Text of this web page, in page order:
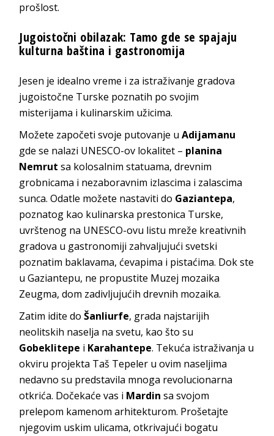
prošlost.
Jugoistočni obilazak: Tamo gde se spajaju
kulturna baština i gastronomija
Jesen je idealno vreme i za istraživanje gradova
jugoistočne Turske poznatih po svojim
misterijama i kulinarskim užicima.
Možete započeti svoje putovanje uAdijamanu
gde se nalazi UNESCO-ov lokalitet – planina
Nemrut sa kolosalnim statuama, drevnim
grobnicama i nezaboravnim izlascima i zalascima
sunca. Odatle možete nastaviti do Gaziantepa,
poznatog kao kulinarska prestonica Turske,
uvrštenog na UNESCO-ovu listu mreže kreativnih
gradova u gastronomiji zahvaljujući svetski
poznatim baklavama, ćevapima i pistaćima. Dok ste
u Gaziantepu, ne propustite Muzej mozaika
Zeugma, dom zadivljujućih drevnih mozaika.
Zatim idite doŠanliurfe, grada najstarijih
neolitskih naselja na svetu, kao što su
Gobeklitepe i Karahantepe. Tekuća istraživanja u
okviru projekta Taš Tepeler u ovim naseljima
nedavno su predstavila mnoga revolucionarna
otkrića. Dočekaće vas i Mardin sa svojom
prelepom kamenom arhitekturom. Prošetajte
njegovim uskim ulicama, otkrivajući bogatu